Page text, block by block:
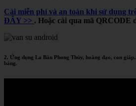
Cài miễn phí và an toàn khi sử dụng
ĐÂY >> . Hoặc cài qua mã QRCODE
2. Ứng dụng La Bàn Phong Thủy, hoàng đạo, con
bảng.